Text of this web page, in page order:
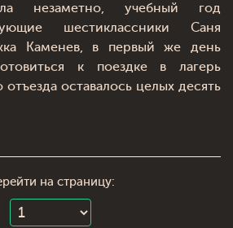
незаметно, учебный год
шестиклассники Саня
Каменев, в первый же день
к поездке в лагерь
оставалось целых десять
на страницу: